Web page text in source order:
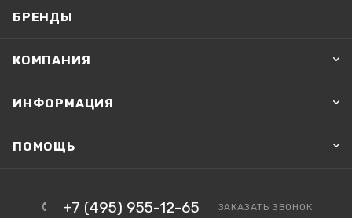
БРЕНДЫ
КОМПАНИЯ
ИНФОРМАЦИЯ
ПОМОЩЬ
+7 (495) 955-12-65 ЗАКАЗАТЬ ЗВОНОК